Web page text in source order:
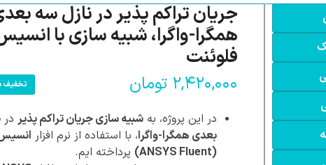
جریان تراکم پذیر در نازل سه
همگرا-واگرا، شبیه سازی با
فلوئنت
۲,۴۲۰,۰۰۰ تومان تخفیف
در این پروژه، به شبیه سازی جریان تراکم پذیردر
بعدی همگرا-واگرا، با استفاده از نرم افزار
(ANSYS Fluent)
پرداخته ایم.